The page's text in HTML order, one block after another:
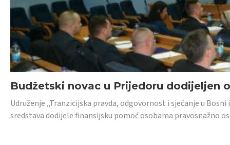
Budžetski novac u Prijedoru dodijeljen
Udruženje „Tranzicijska pravda, odgovornost i sjećanje u
sredstava dodijele finansijsku pomoć osobama pravosnažno